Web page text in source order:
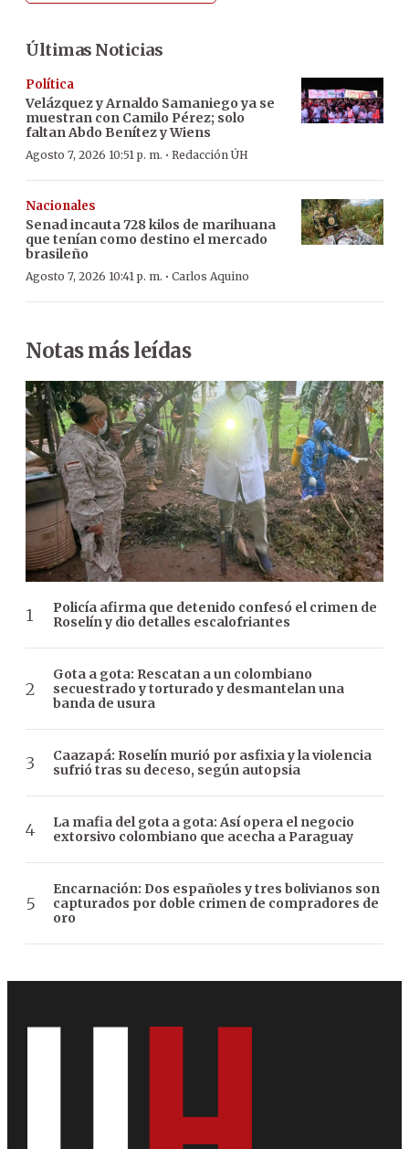
Últimas Noticias
Política
Velázquez y Arnaldo Samaniego ya se
muestran con Camilo Pérez; solo
faltan Abdo Benítez y Wiens
Agosto 7, 2026 10:51 p. m. · Redacción ÚH
Nacionales
Senad incauta 728 kilos de marihuana
que tenían como destino el mercado
brasileño
Agosto 7, 2026 10:41 p. m. · Carlos Aquino
Notas más leídas
Policía afirma que detenido confesó el crimen de
Roselín y dio detalles escalofriantes
Gota a gota: Rescatan a un colombiano
secuestrado y torturado y desmantelan una
banda de usura
Caazapá: Roselín murió por asfixia y la violencia
sufrió tras su deceso, según autopsia
La mafia del gota a gota: Así opera el negocio
extorsivo colombiano que acecha a Paraguay
Encarnación: Dos españoles y tres bolivianos son
capturados por doble crimen de compradores de
oro